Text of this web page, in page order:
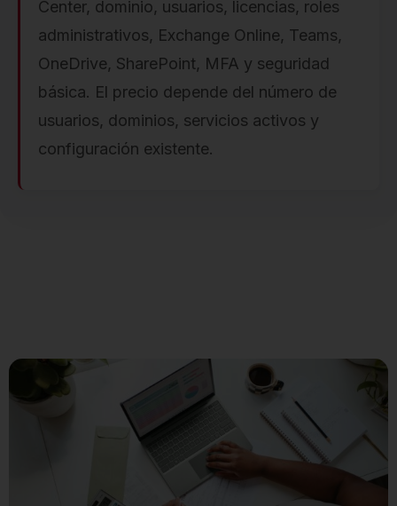
Center, dominio, usuarios, licencias, roles
administrativos, Exchange Online, Teams,
OneDrive, SharePoint, MFA y seguridad
básica. El precio depende del número de
usuarios, dominios, servicios activos y
configuración existente.